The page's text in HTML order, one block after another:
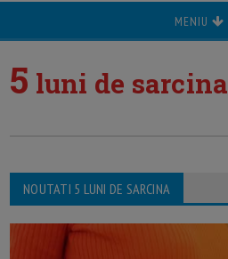
MENIU
5 luni de sarcina
NOUTATI 5 LUNI DE SARCINA